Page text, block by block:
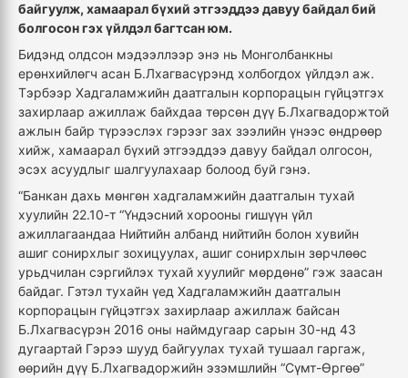
байгуулж, хамаарал бүхий этгээддээ давуу байдал бий
болгосон гэх үйлдэл багтсан юм.
Бидэнд олдсон мэдээллээр энэ нь Монголбанкны
ерөнхийлөгч асан Б.Лхагвасүрэнд холбогдох үйлдэл аж.
Тэрбээр Хадгаламжийн даатгалын корпорацын гүйцэтгэх
захирлаар ажиллаж байхдаа төрсөн дүү Б.Лхагвадоржтой
ажлын байр түрээслэх гэрээг зах зээлийн үнээс өндрөөр
хийж, хамаарал бүхий этгээддээ давуу байдал олгосон,
эсэх асуудлыг шалгуулахаар болоод буй гэнэ.
“Банкан дахь мөнгөн хадгаламжийн даатгалын тухай
хуулийн 22.10-т “Үндэсний хорооны гишүүн үйл
ажиллагаандаа Нийтийн албанд нийтийн болон хувийн
ашиг сонирхлыг зохицуулах, ашиг сонирхлын зөрчлөөс
урьдчилан сэргийлэх тухай хуулийг мөрдөнө” гэж заасан
байдаг. Гэтэл тухайн үед Хадгаламжийн даатгалын
корпорацын гүйцэтгэх захирлаар ажиллаж байсан
Б.Лхагвасүрэн 2016 оны наймдугаар сарын 30-нд 43
дугаартай Гэрээ шууд байгуулах тухай тушаал гаргаж,
өөрийн дүү Б.Лхагвадоржийн эзэмшлийн “Сүмт-Өргөө”